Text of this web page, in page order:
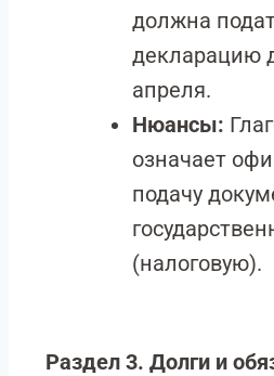
должна
декларацию
апреля.
Нюансы:
означает
подачу
(налоговую).
Раздел 3. Долги и